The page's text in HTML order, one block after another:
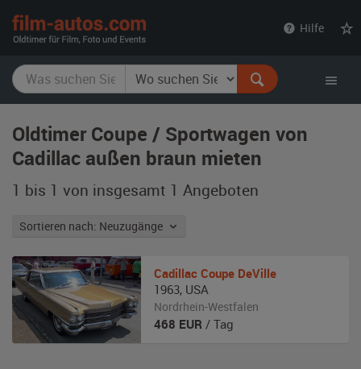
Hilfe
Oldtimer Coupe / Sportwagen von
Cadillac außen braun mieten
1 bis 1 von insgesamt 1 Angeboten
Sortieren nach: Neuzugänge
Cadillac Coupe DeVille
1963, USA
Nordrhein-Westfalen
468 EUR / Tag